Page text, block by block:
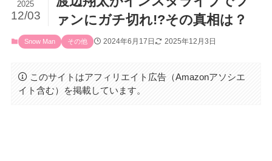
ァンにガチ切れ!?その真相は？
2025
12/03
Snow Man その他 2024年6月17日 2025年12月3日
このサイトはアフィリエイト広告（Amazonアソシエ
イト含む）を掲載しています。